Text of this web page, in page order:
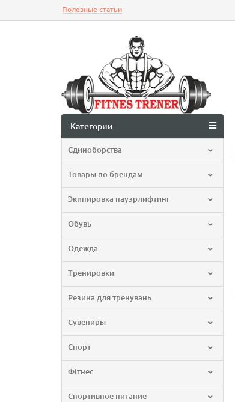
Полезные статьи
Категории
Єдиноборства
Товары по брендам
Экипировка пауэрлифтинг
Обувь
Одежда
Тренировки
Резина для тренувань
Сувениры
Спорт
Фітнес
Спортивное питание